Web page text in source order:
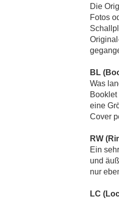
Die
Fotos
BL
Was
eine
Cover
RW
Ein
und
nur
LC